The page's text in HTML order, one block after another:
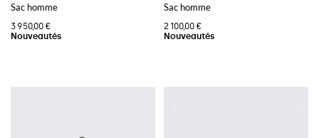
Sac homme
3 950,00 €
Sac homme
2 100,00 €